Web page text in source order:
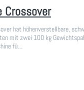
Crossover
hat höhenverstellbare,
mit zwei 100 kg
fü…